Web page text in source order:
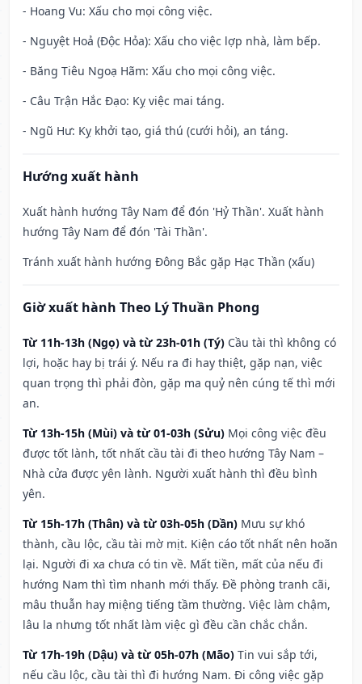
- Hoang Vu: Xấu cho mọi công việc.
- Nguyệt Hoả (Độc Hỏa): Xấu cho việc lợp nhà, làm bếp.
- Băng Tiêu Ngoạ Hãm: Xấu cho mọi công việc.
- Câu Trận Hắc Đạo: Kỵ việc mai táng.
- Ngũ Hư: Kỵ khởi tạo, giá thú (cưới hỏi), an táng.
Hướng xuất hành
Xuất hành hướng Tây Nam để đón 'Hỷ Thần'. Xuất hành
hướng Tây Nam để đón 'Tài Thần'.
Tránh xuất hành hướng Đông Bắc gặp Hạc Thần (xấu)
Giờ xuất hành Theo Lý Thuần Phong
Từ 11h-13h (Ngọ) và từ 23h-01h (Tý) Cầu tài thì không có
lợi, hoặc hay bị trái ý. Nếu ra đi hay thiệt, gặp nạn, việc
quan trọng thì phải đòn, gặp ma quỷ nên cúng tế thì mới
an.
Từ 13h-15h (Mùi) và từ 01-03h (Sửu) Mọi công việc đều
được tốt lành, tốt nhất cầu tài đi theo hướng Tây Nam –
Nhà cửa được yên lành. Người xuất hành thì đều bình
yên.
Từ 15h-17h (Thân) và từ 03h-05h (Dần) Mưu sự khó
thành, cầu lộc, cầu tài mờ mịt. Kiện cáo tốt nhất nên hoãn
lại. Người đi xa chưa có tin về. Mất tiền, mất của nếu đi
hướng Nam thì tìm nhanh mới thấy. Đề phòng tranh cãi,
mâu thuẫn hay miệng tiếng tầm thường. Việc làm chậm,
lâu la nhưng tốt nhất làm việc gì đều cần chắc chắn.
Từ 17h-19h (Dậu) và từ 05h-07h (Mão) Tin vui sắp tới,
nếu cầu lộc, cầu tài thì đi hướng Nam. Đi công việc gặp